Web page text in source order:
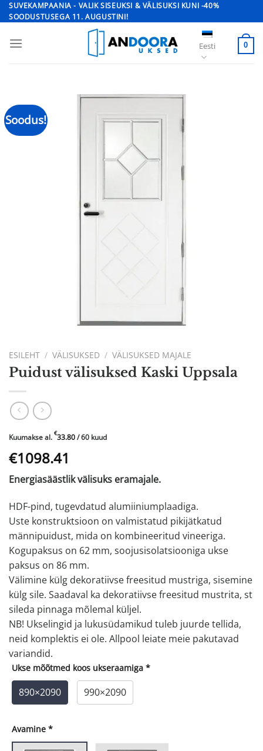
Skip
to
SUVEKAMPAANIA - VALIK SISEUKSI & VÄLISUKSI KUNI -40%
SOODUSTUSEGA 11. AUGUSTINI!
Eesti 0
Soodus!
ESILEHT / VÄLISUKSED / VÄLISUKSED MAJALE
Puidust välisuksed Kaski Uppsala
Kuumakse al. €33.80/ 60 kuud
Algne
hind
oli:
€1836.97.
€1098.41
hind
on:
€1098.41.
Energiasäästlik välisuks eramajale.
HDF-pind, tugevdatud alumiiniumplaadiga.
Uste konstruktsioon on valmistatud pikijätkatud
männipuidust, mida on kombineeritud vineeriga.
Kogupaksus on 62 mm, soojusisolatsiooniga ukse
paksus on 86 mm.
Välimine külg dekoratiivse freesitud mustriga, sisemine
külg sile. Saadaval ka dekoratiivse freesitud mustrita, st
sileda pinnaga mõlemal küljel.
NB! Ukselingid ja lukusüdamikud tuleb juurde tellida,
neid komplektis ei ole. Allpool leiate meie pakutavad
variandid.
Ukse mõõtmed koos ukseraamiga *
890×2090 990×2090
Avamine *